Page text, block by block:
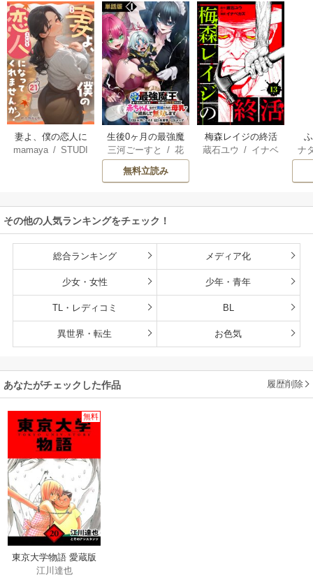
妻よ、僕の恋人に
なってくれません
mamaya/STUDI
生後0ヶ月の最強魔
王 食べるだけ強
くなるチート能力
持ち転生者だけど
雄たちの母乳で成
長して無双します
三河ごーすと /花
房雪/ マップ
無料立読み
梅森レイジの終活
蔵石ユウ / イナベ
ナ
その他の人気ランキングをチェック！
総合ランキング メディア化
少女・女性 少年・青年
TL・レディコミ BL
異世界・転生 お色気
あなたがチェックした作品 履歴削除
無料
東京大学物語 愛蔵版
江川達也